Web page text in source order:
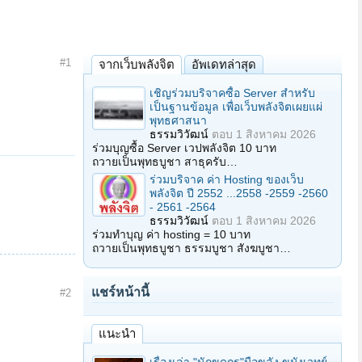
#1
#2
จากเว็บพลังจิต อัพเดทล่าสุด
เชิญร่วมบริจาคซื้อ Server สำหรับ
เป็นฐานข้อมูล เพื่อเว็บพลังจิตเผยแผ่
พุทธศาสนา
ธรรมวิวัฒน์ ตอบ 1 สิงหาคม 2026
ร่วมบุญซื้อ Server เวปพลังจิต 10 บาท
ถวายเป็นพุทธบูชา สาธุครับ…
ร่วมบริจาค ค่า Hosting ของเว็บ
พลังจิต ปี 2552 ...2558 -2559 -2560
- 2561 -2564
ธรรมวิวัฒน์ ตอบ 1 สิงหาคม 2026
ร่วมทำบุญ ค่า hosting = 10 บาท
ถวายเป็นพุทธบูชา ธรรมบูชา สังฆบูชา…
แชร์หน้านี้
แนะนำ